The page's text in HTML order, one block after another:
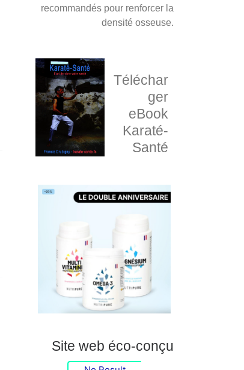
recommandés pour renforcer la
densité osseuse.
Téléchar
ger
eBook
Karaté-
Santé
Site web éco-conçu